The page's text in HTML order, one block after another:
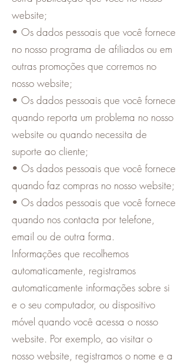
website;
• Os dados pessoais que você fornece
no nosso programa de afiliados ou em
outras promoções que corremos no
nosso website;
• Os dados pessoais que você fornece
quando reporta um problema no nosso
website ou quando necessita de
suporte ao cliente;
• Os dados pessoais que você fornece
quando faz compras no nosso website;
• Os dados pessoais que você fornece
quando nos contacta por telefone,
email ou de outra forma.
Informações que recolhemos
automaticamente, registramos
automaticamente informações sobre si
e o seu computador, ou dispositivo
móvel quando você acessa o nosso
website. Por exemplo, ao visitar o
nosso website, registramos o nome e a